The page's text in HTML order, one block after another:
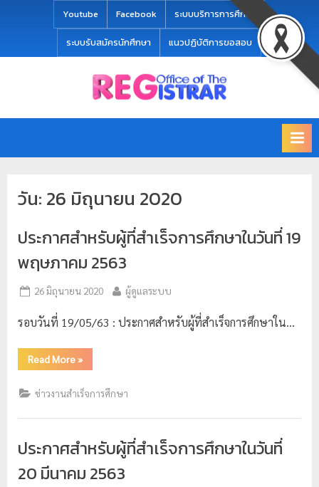
Youtube Facebook ระบบบริการการศึกษา
ระบบรับสมัครนักศึกษา แนวปฏิบัติการขอสอบ
นั
ท
ย
ะ
ว
ผ
the
วัน: 26 มิถุนายน 2020
ประกาศสำหรับผู้ที่สำเร็จการศึกษาในวันที่ 19
พฤษภาคม 2563
26 มิถุนายน 2020 ผู้ดูแลระบบ
รอบวันที่ 19/05/63 : ประกาศสำหรับผู้ที่สำเร็จการศึกษาใน…
Read More»
ข่าวงานสำเร็จการศึกษา
ประกาศสำหรับผู้ที่สำเร็จการศึกษาในวันที่
20 มีนาคม 2563
modal-check